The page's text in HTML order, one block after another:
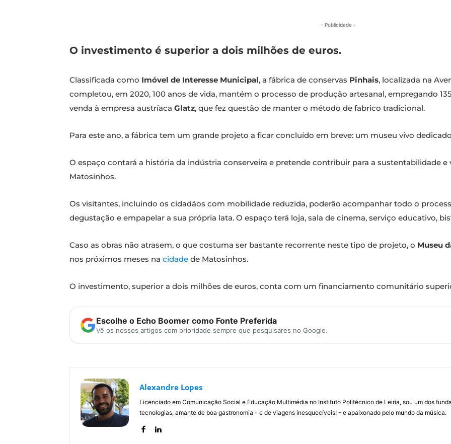
- Publicidade -
O investimento é superior a dois milhões de euros.
Classificada como Imóvel de Interesse Municipal, a fábrica de conservas Pinhais, localizada na
completou, em 2020, 100 anos de vida, mantém o processo de produção artesanal, empregando
venda à empresa austríaca Glatz, que fez questão de manter o método de fabrico tradicional.
Para este ano, a fábrica tem um grande projeto a ficar concluído em breve: um museu vivo
O espaço contará a história da indústria conserveira e pretende contribuir para a sustentabilidade
Matosinhos.
Os visitantes, incluindo os cidadãos com mobilidade reduzida, poderão acompanhar todo o
degustação e empapelar a sua própria lata. O espaço terá loja, sala de cinema, serviço educativo,
Caso as obras não atrasem, o que costuma ser bastante recorrente neste tipo de projeto, o Museu
nos próximos meses na cidade de Matosinhos.
O investimento, superior a dois milhões de euros, conta com um financiamento comunitário
Escolhe o Echo Boomer como Fonte Preferida
Vê os nossos artigos com prioridade sempre que pesquisares no Google.
Alexandre Lopes
Licenciado em Comunicação Social e Educação Multimédia no Instituto Politécnico de Leiria, sou um dos
tecnologias, amante de boa gastronomia - e de viagens inesquecíveis! - e apaixonado pelo mundo da música.